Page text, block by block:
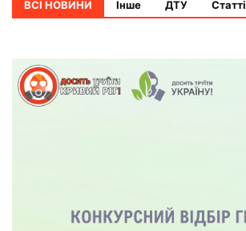
ВСІ НОВИНИ Інше ДТУ Статті